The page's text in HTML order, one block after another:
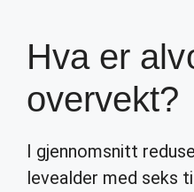
Hva er
overvekt?
I gjennomsnitt
levealder med seks